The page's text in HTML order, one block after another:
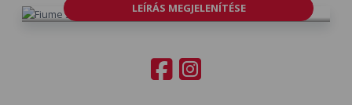
LEÍRÁS MEGJELENÍTÉSE